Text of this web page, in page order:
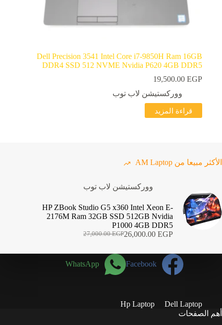
Dell Precision 3541 Intel Core i7-9850H Ram 16GB
DDR4 SSD 512 NVME Nvidia P620 4GB DDR5
19,500.00 EGP
ووركستيشن لاب توب
قراءة المزيد
الأكثر مبيعا من AM Laptop
ووركستيشن لاب توب
HP ZBook Studio G5 x360 Intel Xeon E-
2176M Ram 32GB SSD 512GB Nvidia
P1000 4GB DDR5
27,000.00EGP
السعر
هو:
27,000.00 EGP.
26,000.00 EGP
السعر
هو:
26,000.00 EGP.Facebook
WhatsApp
Dell Laptop
Hp Laptop
أهم الصفحات